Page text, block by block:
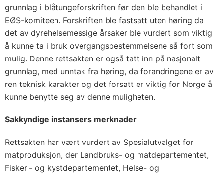
grunnlag i blåtungeforskriften før den ble behandlet i
EØS-komiteen. Forskriften ble fastsatt uten høring da
det av dyrehelsemessige årsaker ble vurdert som viktig
å kunne ta i bruk overgangsbestemmelsene så fort som
mulig. Denne rettsakten er også tatt inn på nasjonalt
grunnlag, med unntak fra høring, da forandringene er av
ren teknisk karakter og det forsatt er viktig for Norge å
kunne benytte seg av denne muligheten.
Sakkyndige instansers merknader
Rettsakten har vært vurdert av Spesialutvalget for
matproduksjon, der Landbruks- og matdepartementet,
Fiskeri- og kystdepartementet, Helse- og